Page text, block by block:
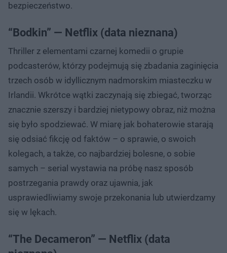
bezpieczeństwo.
“Bodkin” — Netflix (data nieznana)
Thriller z elementami czarnej komedii o grupie
podcasterów, którzy podejmują się zbadania zaginięcia
trzech osób w idyllicznym nadmorskim miasteczku w
Irlandii. Wkrótce wątki zaczynają się zbiegać, tworząc
znacznie szerszy i bardziej nietypowy obraz, niż można
się było spodziewać. W miarę jak bohaterowie starają
się odsiać fikcję od faktów – o sprawie, o swoich
kolegach, a także, co najbardziej bolesne, o sobie
samych – serial wystawia na próbę nasz sposób
postrzegania prawdy oraz ujawnia, jak
usprawiedliwiamy swoje przekonania lub utwierdzamy
się w lękach.
“The Decameron” — Netflix (data